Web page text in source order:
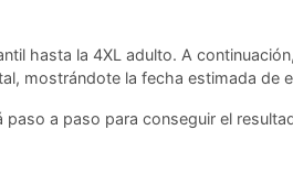
hasta la 4XL adulto. A
mostrándote la fecha estimada de
a paso para conseguir el